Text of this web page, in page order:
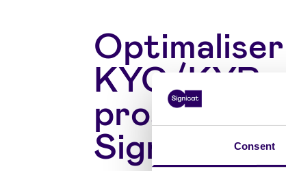
Consent
KYC/KYB-
prosesser
Signicat